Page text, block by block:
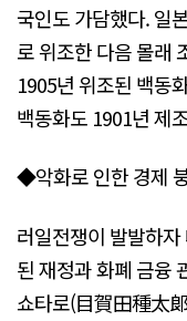
국인도 가담했다. 일
로 위조한 다음 몰래
1905년 위조된 백동
백동화도 1901년 제
◆악화로 인한 경제
러일전쟁이 발발하
된 재정과 화폐 금융
쇼타로(目賀田種太